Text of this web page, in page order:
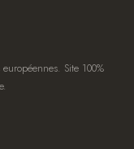
Site 100%